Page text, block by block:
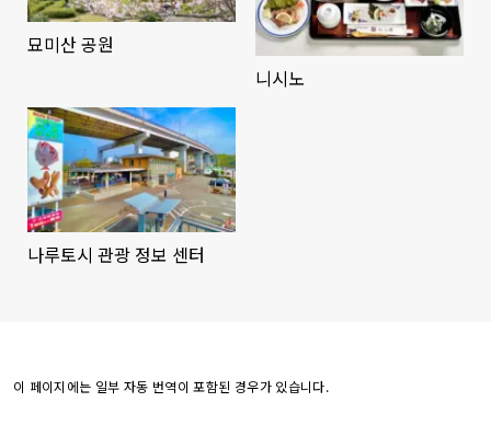
묘미산 공원
니시노
나루토시 관광 정보 센터
이 페이지에는 일부 자동 번역이 포함된 경우가 있습니다.